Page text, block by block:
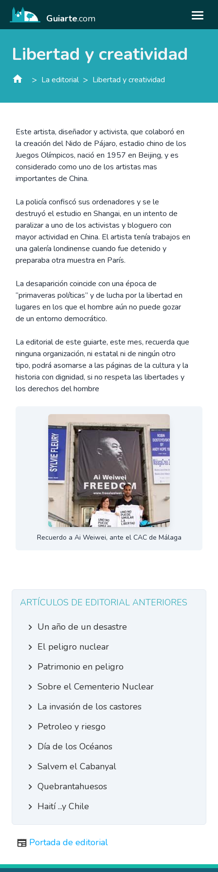
Guiarte.com
Libertad y creatividad
> La editorial > Libertad y creatividad
Este artista, diseñador y activista, que colaboró en
la creación del Nido de Pájaro, estadio chino de los
Juegos Olímpicos, nació en 1957 en Beijing, y es
considerado como uno de los artistas mas
importantes de China.
La policía confiscó sus ordenadores y se le
destruyó el estudio en Shangai, en un intento de
paralizar a uno de los activistas y bloguero con
mayor actividad en China. El artista tenía trabajos en
una galería londinense cuando fue detenido y
preparaba otra muestra en París.
La desaparición coincide con una época de
“primaveras políticas” y de lucha por la libertad en
lugares en los que el hombre aún no puede gozar
de un entorno democrático.
La editorial de este guiarte, este mes, recuerda que
ninguna organización, ni estatal ni de ningún otro
tipo, podrá asomarse a las páginas de la cultura y la
historia con dignidad, si no respeta las libertades y
los derechos del hombre
Recuerdo a Ai Weiwei, ante el CAC de Málaga
ARTÍCULOS DE EDITORIAL ANTERIORES
Un año de un desastre
El peligro nuclear
Patrimonio en peligro
Sobre el Cementerio Nuclear
La invasión de los castores
Petroleo y riesgo
Día de los Océanos
Salvem el Cabanyal
Quebrantahuesos
Haití ...y Chile
Portada de editorial